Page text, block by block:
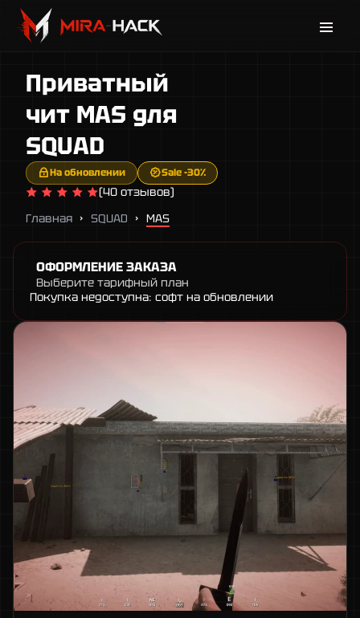
Каталог
Новости
Поддержка
Гарантии
Контакты
Приватный
чит MAS для
SQUAD
На обновлении Sale -30%
(40 отзывов)
Главная
SQUAD MAS
ОФОРМЛЕНИЕ ЗАКАЗА
Выберите тарифный план
Покупка недоступна: софт на обновлении